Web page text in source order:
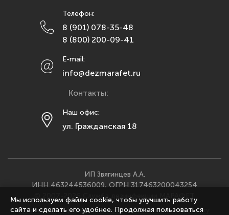
Махачкала
Москва
Набережные Челны
Нижний Новгород
Новосибирск
Омск
Пенза
Рязань
Телефон:
8 (901) 078-35-48
8 (800) 200-09-41
E-mail:
info@dezmarafet.ru
Контакты:
Наш офис:
ул. Гражданская 18
ИП Звягинцев А.А.
ИНН 463244536009, ОГРН 317463200043254
© 2007-2026 Служба дезинфекции МАРАФЕТ
Политика конфиденциальности ·Согласие на обработку
Мы используем файлы cookie, чтобы улучшить работу
сайта и сделать его удобнее. Продолжая пользоваться